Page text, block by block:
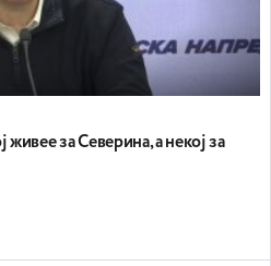
живее за Северина, а некој за